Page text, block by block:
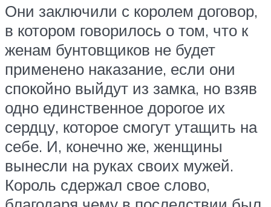
Они заключили с королем договор,
в котором говорилось о том, что к
женам бунтовщиков не будет
применено наказание, если они
спокойно выйдут из замка, но взяв
одно единственное дорогое их
сердцу, которое смогут утащить на
себе. И, конечно же, женщины
вынесли на руках своих мужей.
Король сдержал свое слово,